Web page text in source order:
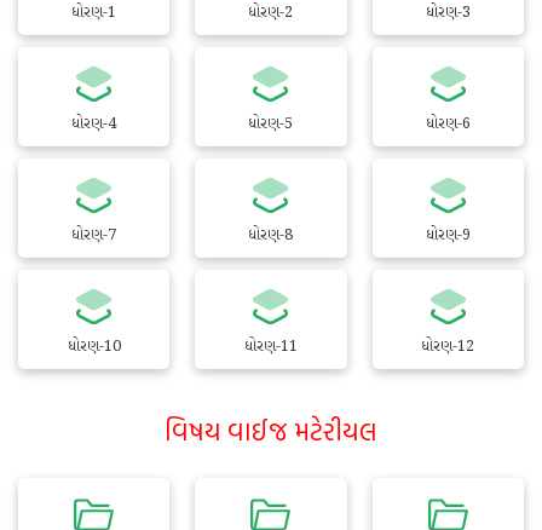
ધોરણ-1 ધોરણ-2 ધોરણ-3
ધોરણ-4 ધોરણ-5 ધોરણ-6
ધોરણ-7 ધોરણ-8 ધોરણ-9
ધોરણ-10 ધોરણ-11 ધોરણ-12
વિષય વાઈજ મટેરીયલ